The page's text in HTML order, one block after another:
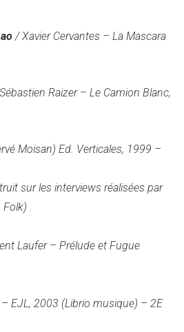
/ Xavier Cervantes – La Mascara
Raizer – Le Camion Blanc,
Moisan) Ed. Verticales, 1999 –
sur les interviews réalisées par
Folk) .
Laufer – Prélude et Fugue
EJL, 2003 (Librio musique) – 2E